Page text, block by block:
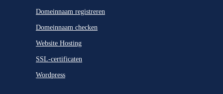
Domeinnaam registreren
Domeinnaam checken
Website Hosting
SSL-certificaten
Wordpress